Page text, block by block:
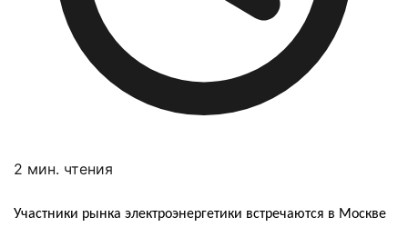
2 мин. чтения
Участники рынка электроэнергетики встречаются в Москве